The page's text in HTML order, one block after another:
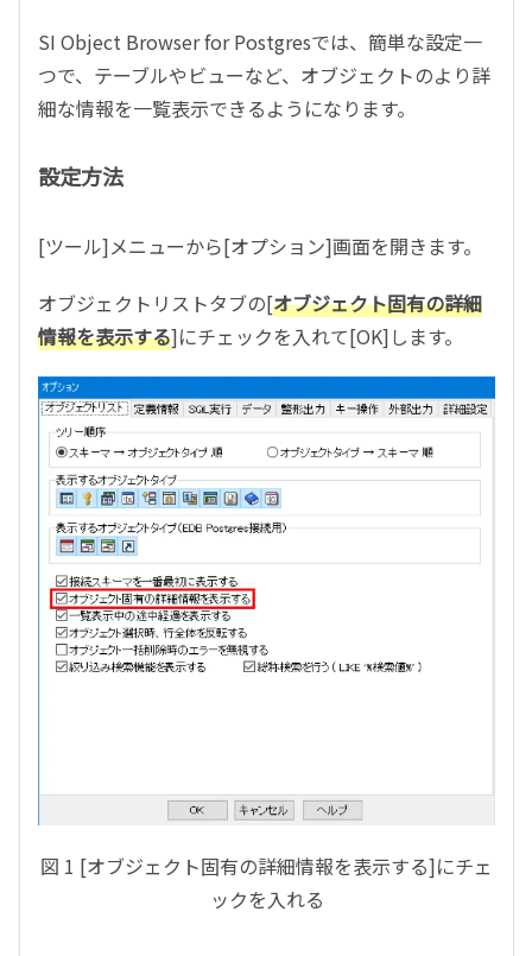
SI Object Browser for Postgresでは、簡単な設定一
つで、テーブルやビューなど、オブジェクトのより詳
細な情報を一覧表示できるようになります。
設定方法
[ツール]メニューから[オプション]画面を開きます。
オブジェクトリストタブの[オブジェクト固有の詳細
情報を表示する]にチェックを入れて[OK] します。
図 1 [オブジェクト固有の詳細情報を表示する]にチェ
ックを入れる